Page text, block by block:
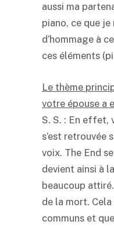
aussi ma
piano, ce que je
d’hommage à
ces éléments
Le thème
votre épouse a
S. S. : En effet,
s’est retrouvée
voix. The End
devient ainsi à
beaucoup
de la mort.
communs et